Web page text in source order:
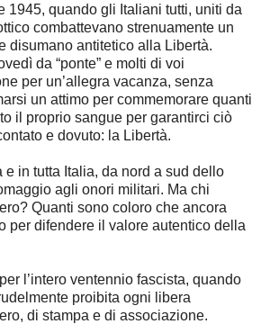
1945, quando gli Italiani tutti, uniti da
co combattevano strenuamente un
disumano antitetico alla Libertà.
da “ponte” e molti di voi
per un’allegra vacanza, senza
un attimo per commemorare quanti
il proprio sangue per garantirci ciò
e dovuto: la Libertà.
in tutta Italia, da nord a sud dello
agli onori militari. Ma chi
Quanti sono coloro che ancora
per difendere il valore autentico della
l’intero ventennio fascista, quando
proibita ogni libera
di stampa e di associazione.